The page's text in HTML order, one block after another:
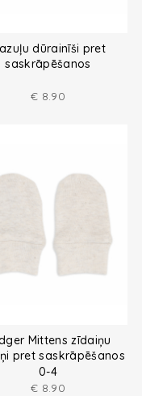
dūrainīši pret
saskrāpēšanos
€ 8.90
Mittens zīdaiņu
pret saskrāpēšanos
no melanža dzijas
0-4
€ 8.90